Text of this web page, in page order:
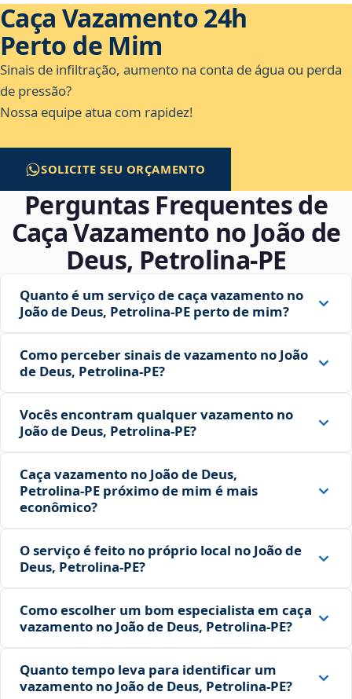
Caça Vazamento 24h
Perto de Mim
Sinais de infiltração, aumento na conta de água ou perda
de pressão?
Nossa equipe atua com rapidez!
SOLICITE SEU ORÇAMENTO
Perguntas Frequentes de
Caça Vazamento no João de
Deus, Petrolina‑PE
Quanto é um serviço de caça vazamento no
João de Deus, Petrolina‑PE perto de mim?
Como perceber sinais de vazamento no João
de Deus, Petrolina‑PE?
Vocês encontram qualquer vazamento no
João de Deus, Petrolina‑PE?
Caça vazamento no João de Deus,
Petrolina‑PE próximo de mim é mais
econômico?
O serviço é feito no próprio local no João de
Deus, Petrolina‑PE?
Como escolher um bom especialista em caça
vazamento no João de Deus, Petrolina‑PE?
Quanto tempo leva para identificar um
vazamento no João de Deus, Petrolina‑PE?